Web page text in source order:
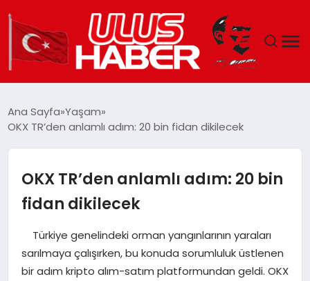
EKONOMI
SIYASET
TEKNOLOJI
Ana Sayfa Yaşam
OKX TR’den anlamlı adım: 20 bin fidan dikilecek
OKX TR’den anlamlı adım: 20 bin
fidan dikilecek
Türkiye genelindeki orman yangınlarının yaraları
sarılmaya çalışırken, bu konuda sorumluluk üstlenen
bir adım kripto alım-satım platformundan geldi. OKX